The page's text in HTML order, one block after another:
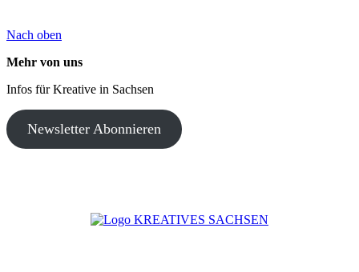
Nach oben
Mehr von uns
Infos für Kreative in Sachsen
Newsletter Abonnieren